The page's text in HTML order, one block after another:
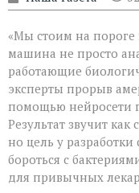
«Мы стоим на пороге
машина не просто
работающие
эксперты прорыв
помощью нейросети
Результат звучит
но цель у
бороться с
для привычных